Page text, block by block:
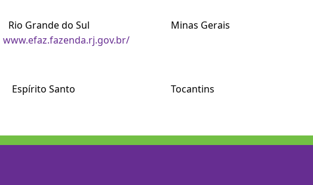
Grande do Sul Minas Gerais
www.efaz.fazenda.rj.gov.br/
Santo Tocantins